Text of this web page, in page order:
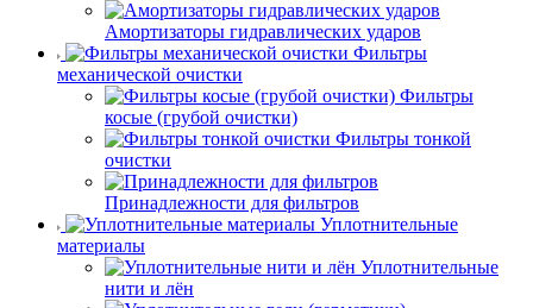
Амортизаторы гидравлических ударов
Фильтры
механической очистки
Фильтры
косые (грубой очистки)
Фильтры тонкой
очистки
Принадлежности для фильтров
Уплотнительные
материалы
Уплотнительные
нити и лён